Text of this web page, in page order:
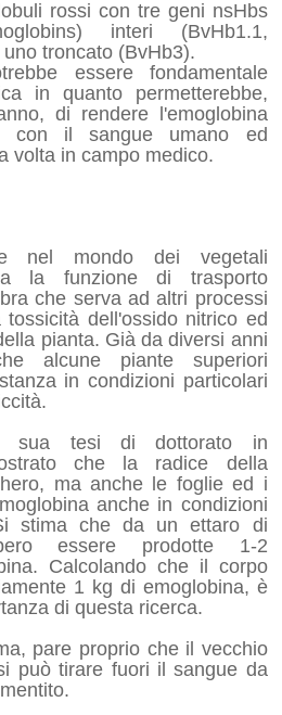
rossi con tre geni nsHbs
interi (BvHb1.1,
troncato (BvHb3).
essere fondamentale
in quanto permetterebbe,
di rendere l'emoglobina
con il sangue umano ed
volta in campo medico.
nel mondo dei vegetali
la funzione di trasporto
che serva ad altri processi
dell'ossido nitrico ed
pianta. Già da diversi anni
alcune piante superiori
in condizioni particolari
sua tesi di dottorato in
che la radice della
ma anche le foglie ed i
anche in condizioni
stima che da un ettaro di
essere prodotte 1-2
Calcolando che il corpo
1 kg di emoglobina, è
di questa ricerca.
pare proprio che il vecchio
può tirare fuori il sangue da